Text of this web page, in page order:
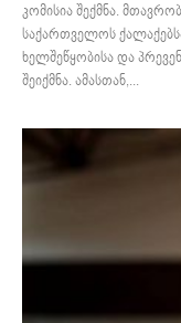
კომისია შექმნა.
საქართველოს
ხელშეწყობისა და
შეიქმნა. ამასთან,...